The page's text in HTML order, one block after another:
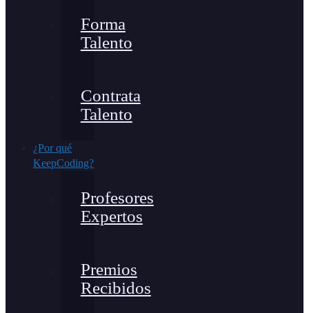
Forma
Talento
Contrata
Talento
¿Por qué
KeepCoding?
Profesores
Expertos
Premios
Recibidos